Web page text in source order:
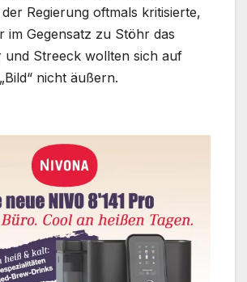
Regierung oftmals kritisierte,
im Gegensatz zu Stöhr das
und Streeck wollten sich auf
nicht äußern.